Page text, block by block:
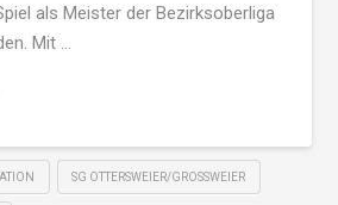
als Meister der Bezirksoberliga
Mit …
SG OTTERSWEIER/GROSSWEIER